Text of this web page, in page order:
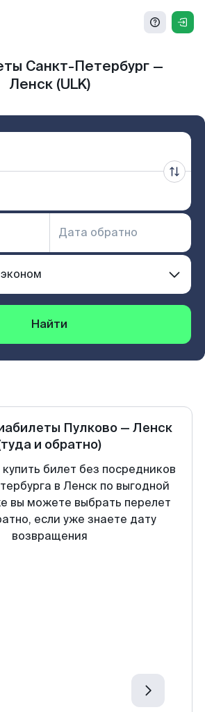
Санкт-Петербург —
Ленск (ULK)
Найти
Пулково — Ленск
и обратно)
билет без посредников
в Ленск по выгодной
вы можете выбрать перелет
если уже знаете дату
возвращения